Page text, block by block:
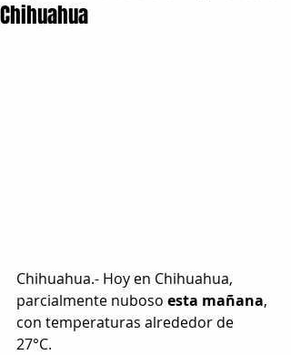
Chihuahua
Chihuahua.- Hoy en Chihuahua,
parcialmente nuboso esta mañana,
con temperaturas alrededor de
27°C.